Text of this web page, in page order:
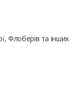
Флоберів та інших